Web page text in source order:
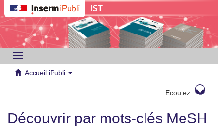
Toggle
navigation
Accueil iPubli
Ecoutez
Découvrir par mots-clés MeSH